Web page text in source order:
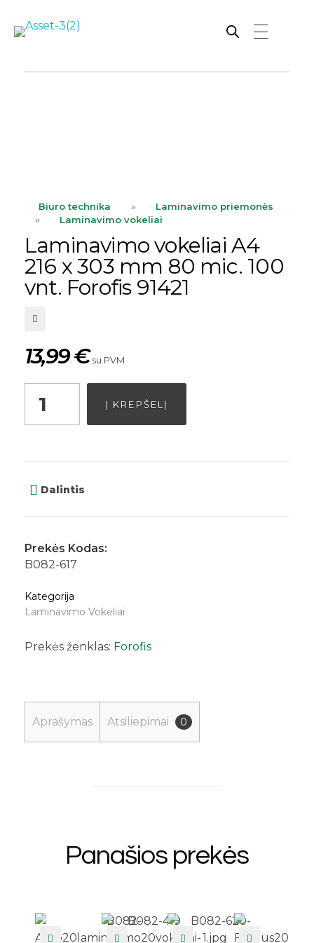
Biuro technika »
Laminavimo priemonės
»
Laminavimo vokeliai
Laminavimo vokeliai A4
216 x 303 mm 80 mic. 100
vnt. Forofis 91421
13,99€ su PVM
Į KREPŠELĮ
Dalintis
Prekės Kodas:
B082-617
Kategorija
Laminavimo Vokeliai
Prekės ženklas: Forofis
Aprašymas Atsiliepimai 0
Panašios prekės